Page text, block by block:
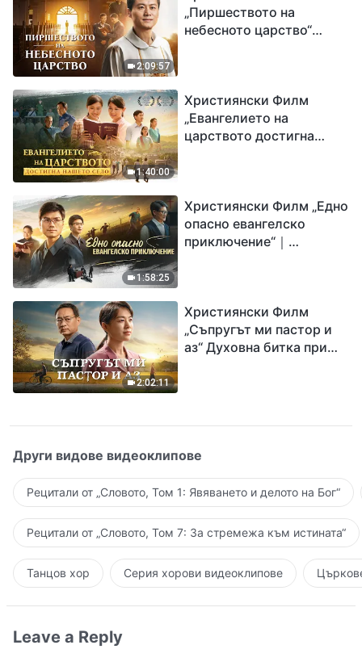
2:09:57
„Пиршеството на
небесното царство“
1:40:00
Християнски Филм
„Евангелието на
царството достигна
1:58:25
Християнски Филм „Едно
опасно евангелско
приключение“｜
Исус
2:02:11
Християнски Филм
„Съпругът ми пастор и
аз“ Духовна битка при
Други видове видеоклипове
Рецитали от „Словото, Том 1: Явяването и делото на Бог“
Рецитали от „Словото, Том 7: За стремежа към истината“
Танцов хор Серия хорови видеоклипове
Leave a Reply